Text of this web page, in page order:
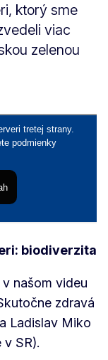
ktorý sme
viac
zelenou
biodiverzita
našom videu
zdravá
Ladislav Miko
v SR).